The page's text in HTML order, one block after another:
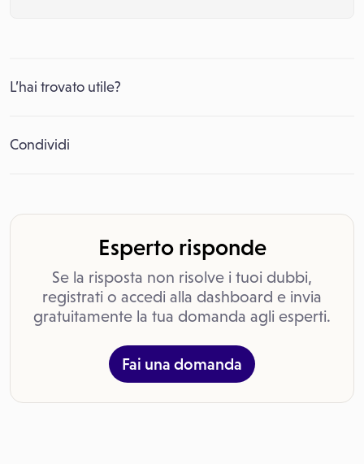
L’hai trovato utile?
Condividi
Esperto risponde
Se la risposta non risolve i tuoi dubbi,
registrati o accedi alla dashboard e invia
gratuitamente la tua domanda agli esperti.
Fai una domanda